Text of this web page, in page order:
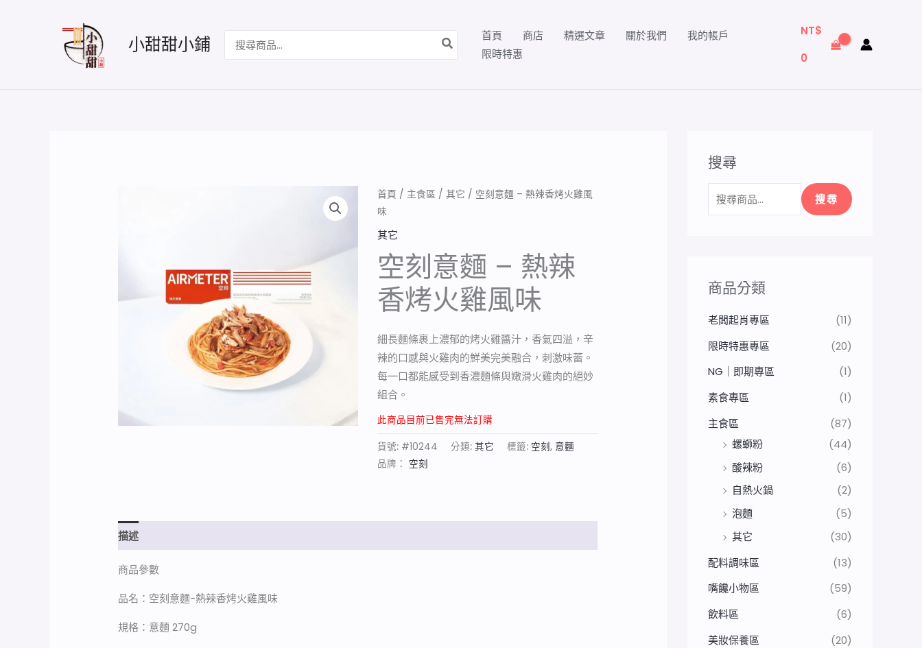
小甜甜小鋪
尋：
首頁 商店 精選文章 關於我們
我的帳戶
限時特惠
NT$
0
首頁 / 主食區 / 其它 / 空刻意麵 – 熱辣香烤火雞風
味
其它
空刻意麵 – 熱辣
香烤火雞風味
細長麵條裹上濃郁的烤火雞醬汁，香氣四溢，辛
辣的口感與火雞肉的鮮美完美融合，刺激味蕾。
每一口都能感受到香濃麵條與嫩滑火雞肉的絕妙
組合。
此商品目前已售完無法訂購
貨號: #10244 分類: 其它 標籤: 空刻 , 意麵
品牌： 空刻
描述
商品參數
品名：空刻意麵-熱辣香烤火雞風味
規格：意麵 270g
搜尋
尋
搜尋
商品分類
老闆起肖專區
(11)
限時特惠專區
(20)
NG｜即期專區
(1)
素食專區
(1)
主食區
(87)
螺螄粉
(44)
酸辣粉
(6)
自熱火鍋
(2)
泡麵
(5)
其它
(30)
配料調味區
(13)
嘴饞小物區
(59)
飲料區
(6)
美妝保養區
(20)